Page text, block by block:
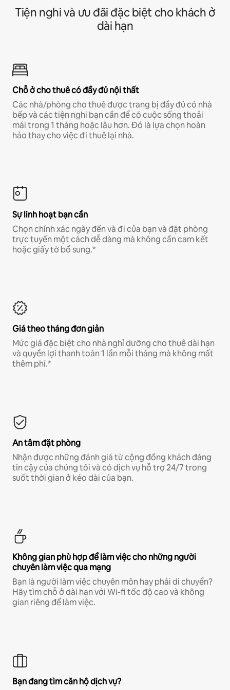
Tiện nghi và ưu đãi đặc biệt cho khách ở
dài hạn
Chỗ ở cho thuê có đầy đủ nội thất
Các nhà/phòng cho thuê được trang bị đầy đủ có nhà
bếp và các tiện nghi bạn cần để có cuộc sống thoải
mái trong 1 tháng hoặc lâu hơn. Đó là lựa chọn hoàn
hảo thay cho việc đi thuê lại nhà.
Sự linh hoạt bạn cần
Chọn chính xác ngày đến và đi của bạn và đặt phòng
trực tuyến một cách dễ dàng mà không cần cam kết
hoặc giấy tờ bổ sung.*
Giá theo tháng đơn giản
Mức giá đặc biệt cho nhà nghỉ dưỡng cho thuê dài hạn
và quyền lợi thanh toán 1 lần mỗi tháng mà không mất
thêm phí.*
An tâm đặt phòng
Nhận được những đánh giá từ cộng đồng khách đáng
tin cậy của chúng tôi và có dịch vụ hỗ trợ 24/7 trong
suốt thời gian ở kéo dài của bạn.
Không gian phù hợp để làm việc cho những người
chuyên làm việc qua mạng
Bạn là người làm việc chuyên môn hay phải di chuyển?
Hãy tìm chỗ ở dài hạn với Wi-fi tốc độ cao và không
gian riêng để làm việc.
Bạn đang tìm căn hộ dịch vụ?